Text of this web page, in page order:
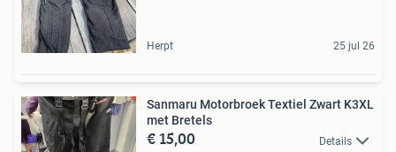
Herpt 25 jul 26
Sanmaru Motorbroek Textiel Zwart K3XL
met Bretels
€ 15,00 Details